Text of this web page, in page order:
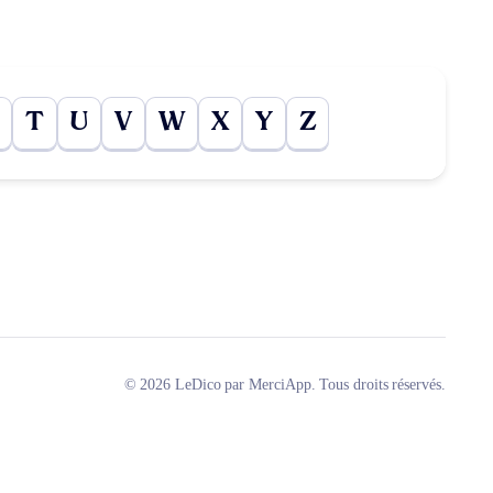
T U V W X Y Z
© 2026 LeDico par MerciApp. Tous droits réservés.